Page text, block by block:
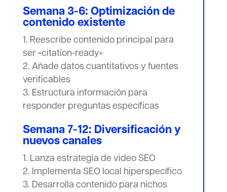
Semana 3-6: Optimización de
contenido existente
Reescribe contenido principal para
ser «citation-ready»
Añade datos cuantitativos y fuentes
verificables
Estructura información para
responder preguntas específicas
Semana 7-12: Diversificación y
nuevos canales
Lanza estrategia de video SEO
Implementa SEO local hiperspecífico
Desarrolla contenido para nichos